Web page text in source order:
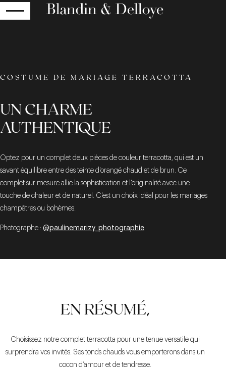
COSTUME DE MARIAGE TERRACOTTA
UN CHARME
AUTHENTIQUE
Optez pour un complet deux pièces de couleur terracotta, qui est un
savant équilibre entre des teinte d'orangé chaud et de brun. Ce
complet sur mesure allie la sophistication et l'originalité avec une
touche de chaleur et de naturel. C'est un choix idéal pour les mariages
champêtres ou bohèmes.
Photographe : @paulinemarizy_photographie
EN RÉSUMÉ,
Choisissez notre complet terracotta pour une tenue versatile qui
surprendra vos invités. Ses tonds chauds vous emporterons dans un
cocon d’amour et de tendresse.